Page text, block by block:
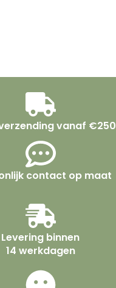
vanaf €250
contact op maat
Levering binnen
14 werkdagen